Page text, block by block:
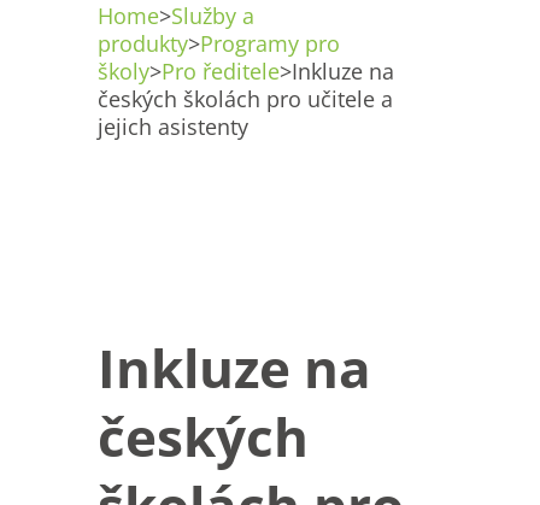
Home>Služby a
produkty>Programy pro
školy>Pro ředitele>Inkluze na
českých školách pro učitele a
jejich asistenty
Inkluze na
českých